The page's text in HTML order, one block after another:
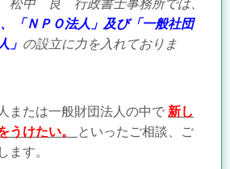
松中 良 行政書士事務所では、
、 「ＮＰＯ法人」 及び「一般社団
」 の設立に力を入れておりま
または一般財団法人の中で 新し
うけたい。
といったご相談、ご
ます。